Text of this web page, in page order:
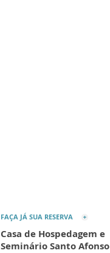
FAÇA JÁ SUA RESERVA
Casa de Hospedagem e
Seminário Santo Afonso